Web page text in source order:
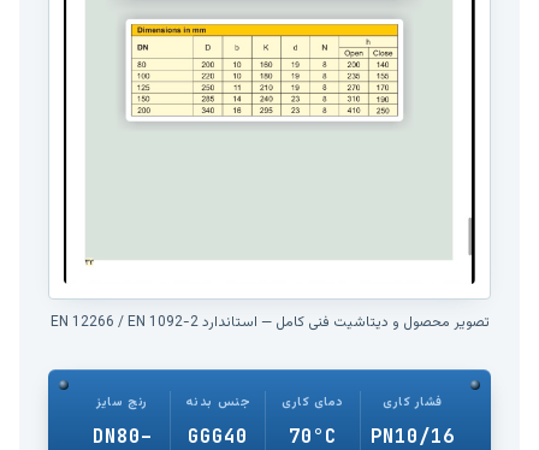
تصویر محصول و دیتاشیت فنی کامل — استاندارد EN 12266 / EN 1092-2
فشار کاری
PN10/16
دمای کاری
70°C
جنس بدنه
GGG40
رنج سایز
DN80–